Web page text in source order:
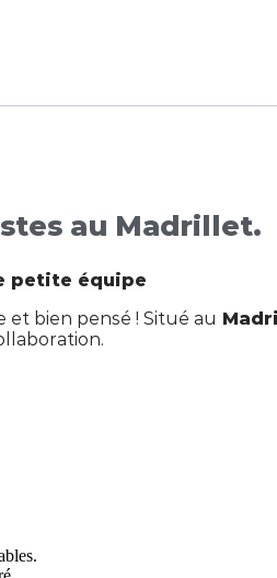
au Madrillet.
petite équipe
bien pensé ! Situé au